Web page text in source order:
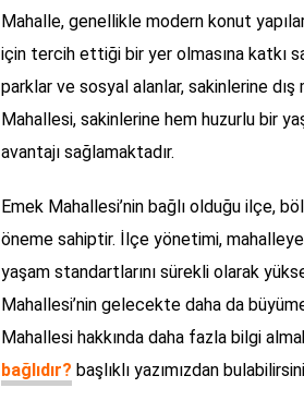
Mahalle, genellikle modern konut
için tercih ettiği bir yer olmasına katkı
parklar ve sosyal alanlar, sakinlerine
Mahallesi, sakinlerine hem huzurlu bir
avantajı sağlamaktadır.
Emek Mahallesi’nin bağlı olduğu ilçe,
öneme sahiptir. İlçe yönetimi,
yaşam standartlarını sürekli olarak
Mahallesi’nin gelecekte daha da
Mahallesi hakkında daha fazla bilgi
bağlıdır? başlıklı yazımızdan